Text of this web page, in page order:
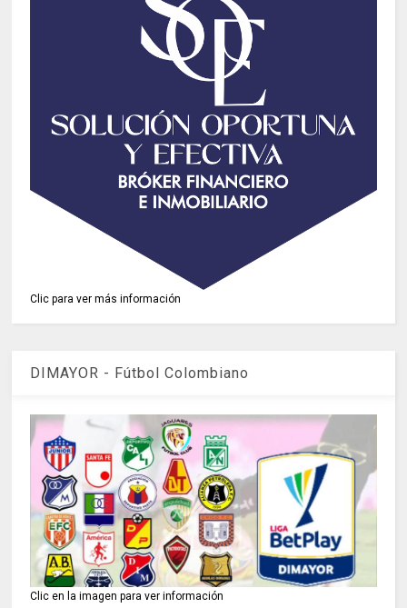
Clic para ver más información
DIMAYOR - Fútbol Colombiano
Clic en la imagen para ver información